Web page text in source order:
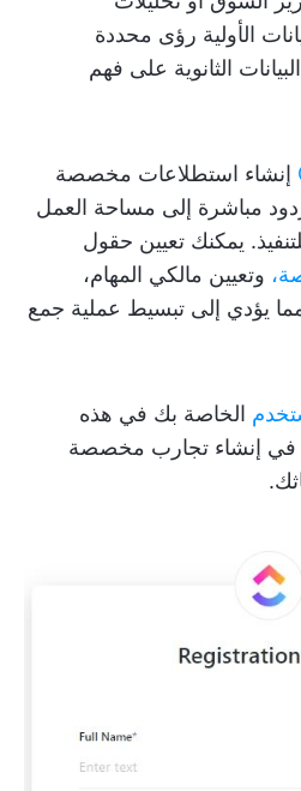
الأولية رؤى محددة
الثانوية على فهم
إنشاء استطلاعات مخصصة
مباشرة إلى مساحة العمل
يمكنك تعيين حقول
وتعيين مالكي المهام،
مما يؤدي إلى تبسيط عملية جمع
الخاصة بك في هذه
في إنشاء تجارب مخصصة